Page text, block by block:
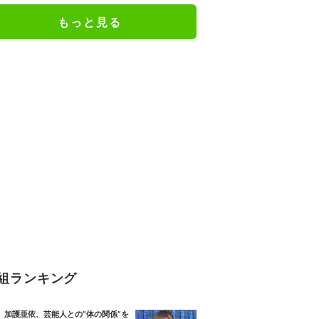
もっと見る
ランキング
加護亜依、芸能人との“体の関係”を